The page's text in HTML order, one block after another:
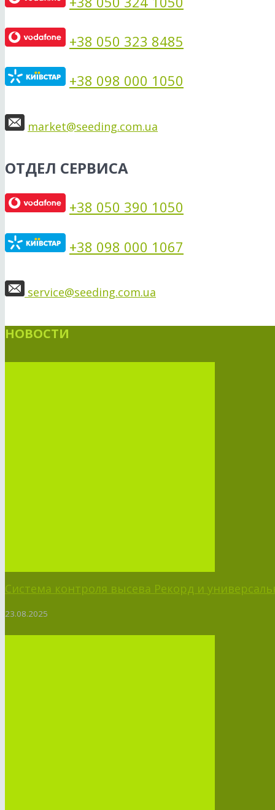
+38 050 323 8485
+38 098 000 1050
market@seeding.com.ua
ОТДЕЛ СЕРВИСА
+38 050 390 1050
+38 098 000 1067
service@seeding.com.ua
НОВОСТИ
Система контроля высева Рекорд и
23.08.2025